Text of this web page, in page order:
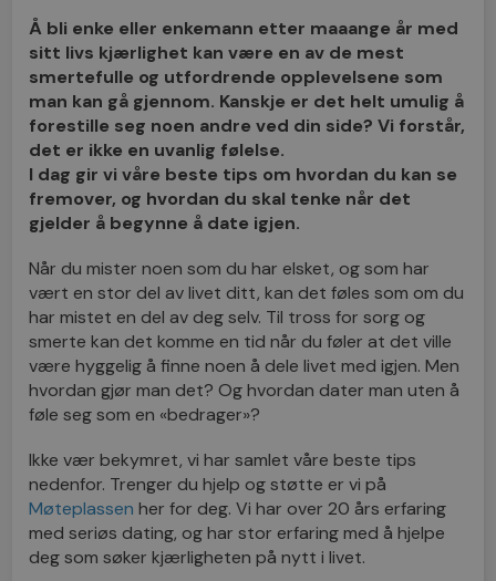
Å bli enke eller enkemann etter maaange år med
sitt livs kjærlighet kan være en av de mest
smertefulle og utfordrende opplevelsene som
man kan gå gjennom. Kanskje er det helt umulig å
forestille seg noen andre ved din side? Vi forstår,
det er ikke en uvanlig følelse.
I dag gir vi våre beste tips om hvordan du kan se
fremover, og hvordan du skal tenke når det
gjelder å begynne å date igjen.
Når du mister noen som du har elsket, og som har
vært en stor del av livet ditt, kan det føles som om du
har mistet en del av deg selv. Til tross for sorg og
smerte kan det komme en tid når du føler at det ville
være hyggelig å finne noen å dele livet med igjen. Men
hvordan gjør man det? Og hvordan dater man uten å
føle seg som en «bedrager»?
Ikke vær bekymret, vi har samlet våre beste tips
nedenfor. Trenger du hjelp og støtte er vi på
Møteplassen her for deg. Vi har over 20 års erfaring
med seriøs dating, og har stor erfaring med å hjelpe
deg som søker kjærligheten på nytt i livet.